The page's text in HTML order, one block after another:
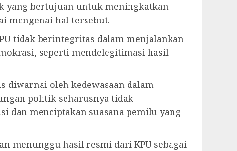
yang bertujuan untuk meningkatkan
mengenai hal tersebut.
tidak berintegritas dalam menjalankan
seperti mendelegitimasi hasil
diwarnai oleh kedewasaan dalam
politik seharusnya tidak
dan menciptakan suasana pemilu yang
menunggu hasil resmi dari KPU sebagai